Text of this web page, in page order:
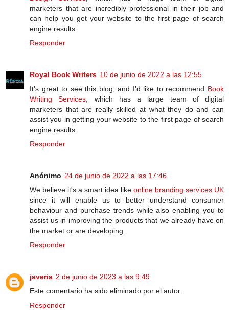
marketers that are incredibly professional in their job and
can help you get your website to the first page of search
engine results.
Responder
Royal Book Writers 10 de junio de 2022 a las 12:55
It's great to see this blog, and I'd like to recommend Book
Writing Services, which has a large team of digital
marketers that are really skilled at what they do and can
assist you in getting your website to the first page of search
engine results.
Responder
Anónimo 24 de junio de 2022 a las 17:46
We believe it's a smart idea like online branding services UK
since it will enable us to better understand consumer
behaviour and purchase trends while also enabling you to
assist us in improving the products that we already have on
the market or are developing.
Responder
javeria 2 de junio de 2023 a las 9:49
Este comentario ha sido eliminado por el autor.
Responder